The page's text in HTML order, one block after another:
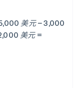
美元 − 3,000
美元 =